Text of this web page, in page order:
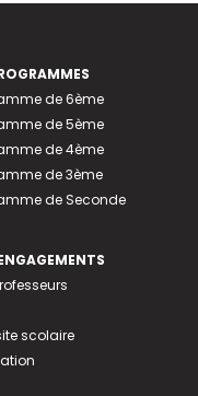
de 6ème
de 5ème
de 4ème
de 3ème
de Seconde
scolaire